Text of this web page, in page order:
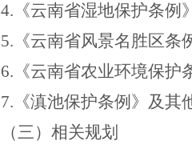
4.《云南省湿地保护条例
5.《云南省风景名胜区条
6.《云南省农业环境保护
7.《滇池保护条例》及其
（三）相关规划